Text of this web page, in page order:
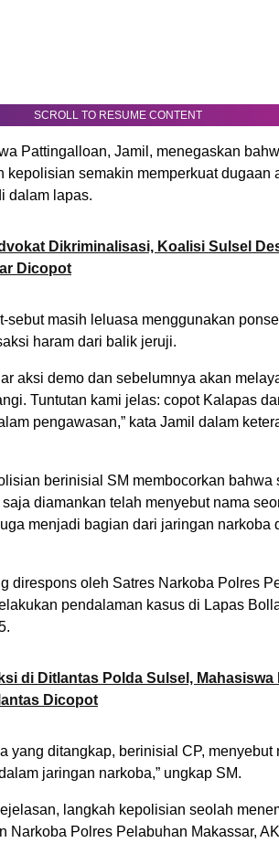
SCROLL TO RESUME CONTENT
Pattingalloan, Jamil, menegaskan
kepolisian semakin memperkuat dugaan
dalam lapas.
Dikriminalisasi, Koalisi Sulsel
Dicopot
sebut masih leluasa menggunakan
haram dari balik jeruji.
aksi demo dan sebelumnya akan
Tuntutan kami jelas: copot Kalapas
pengawasan,” kata Jamil dalam
berinisial SM membocorkan bahwa
diamankan telah menyebut nama
menjadi bagian dari jaringan narkoba
direspons oleh Satres Narkoba Polres
pendalaman kasus di Lapas
di Ditlantas Polda Sulsel, Mahasiswa
Dicopot
yang ditangkap, berinisial CP, menyebut
jaringan narkoba,” ungkap SM.
langkah kepolisian seolah
Narkoba Polres Pelabuhan Makassar,